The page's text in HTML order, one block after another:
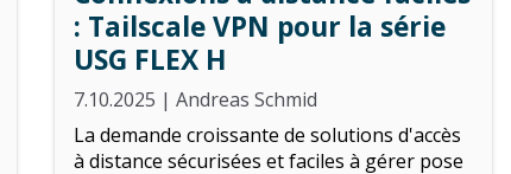
: Tailscale VPN pour la série
USG FLEX H
7.10.2025 | Andreas Schmid
La demande croissante de solutions d'accès
à distance sécurisées et faciles à gérer pose